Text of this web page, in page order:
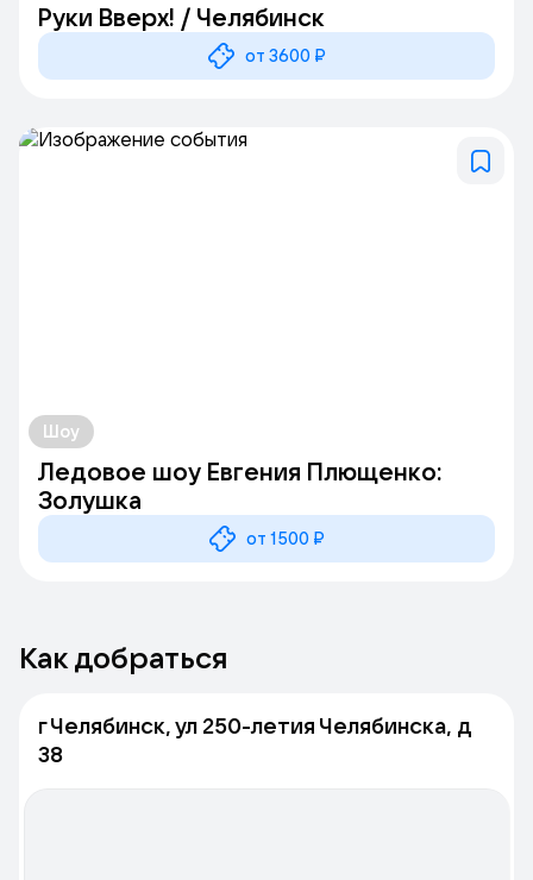
Руки Вверх! / Челябинск
от 3600 ₽
Шоу
Ледовое шоу Евгения Плющенко:
Золушка
от 1500 ₽
Как добраться
г Челябинск, ул 250-летия Челябинска, д
38